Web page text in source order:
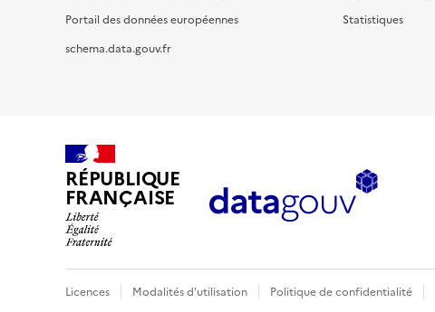
Portail des données européennes
schema.data.gouv.fr
Statistiques
RÉPUBLIQUE
FRANÇAISE
Licences Modalités d'utilisation Politique de confidentialité